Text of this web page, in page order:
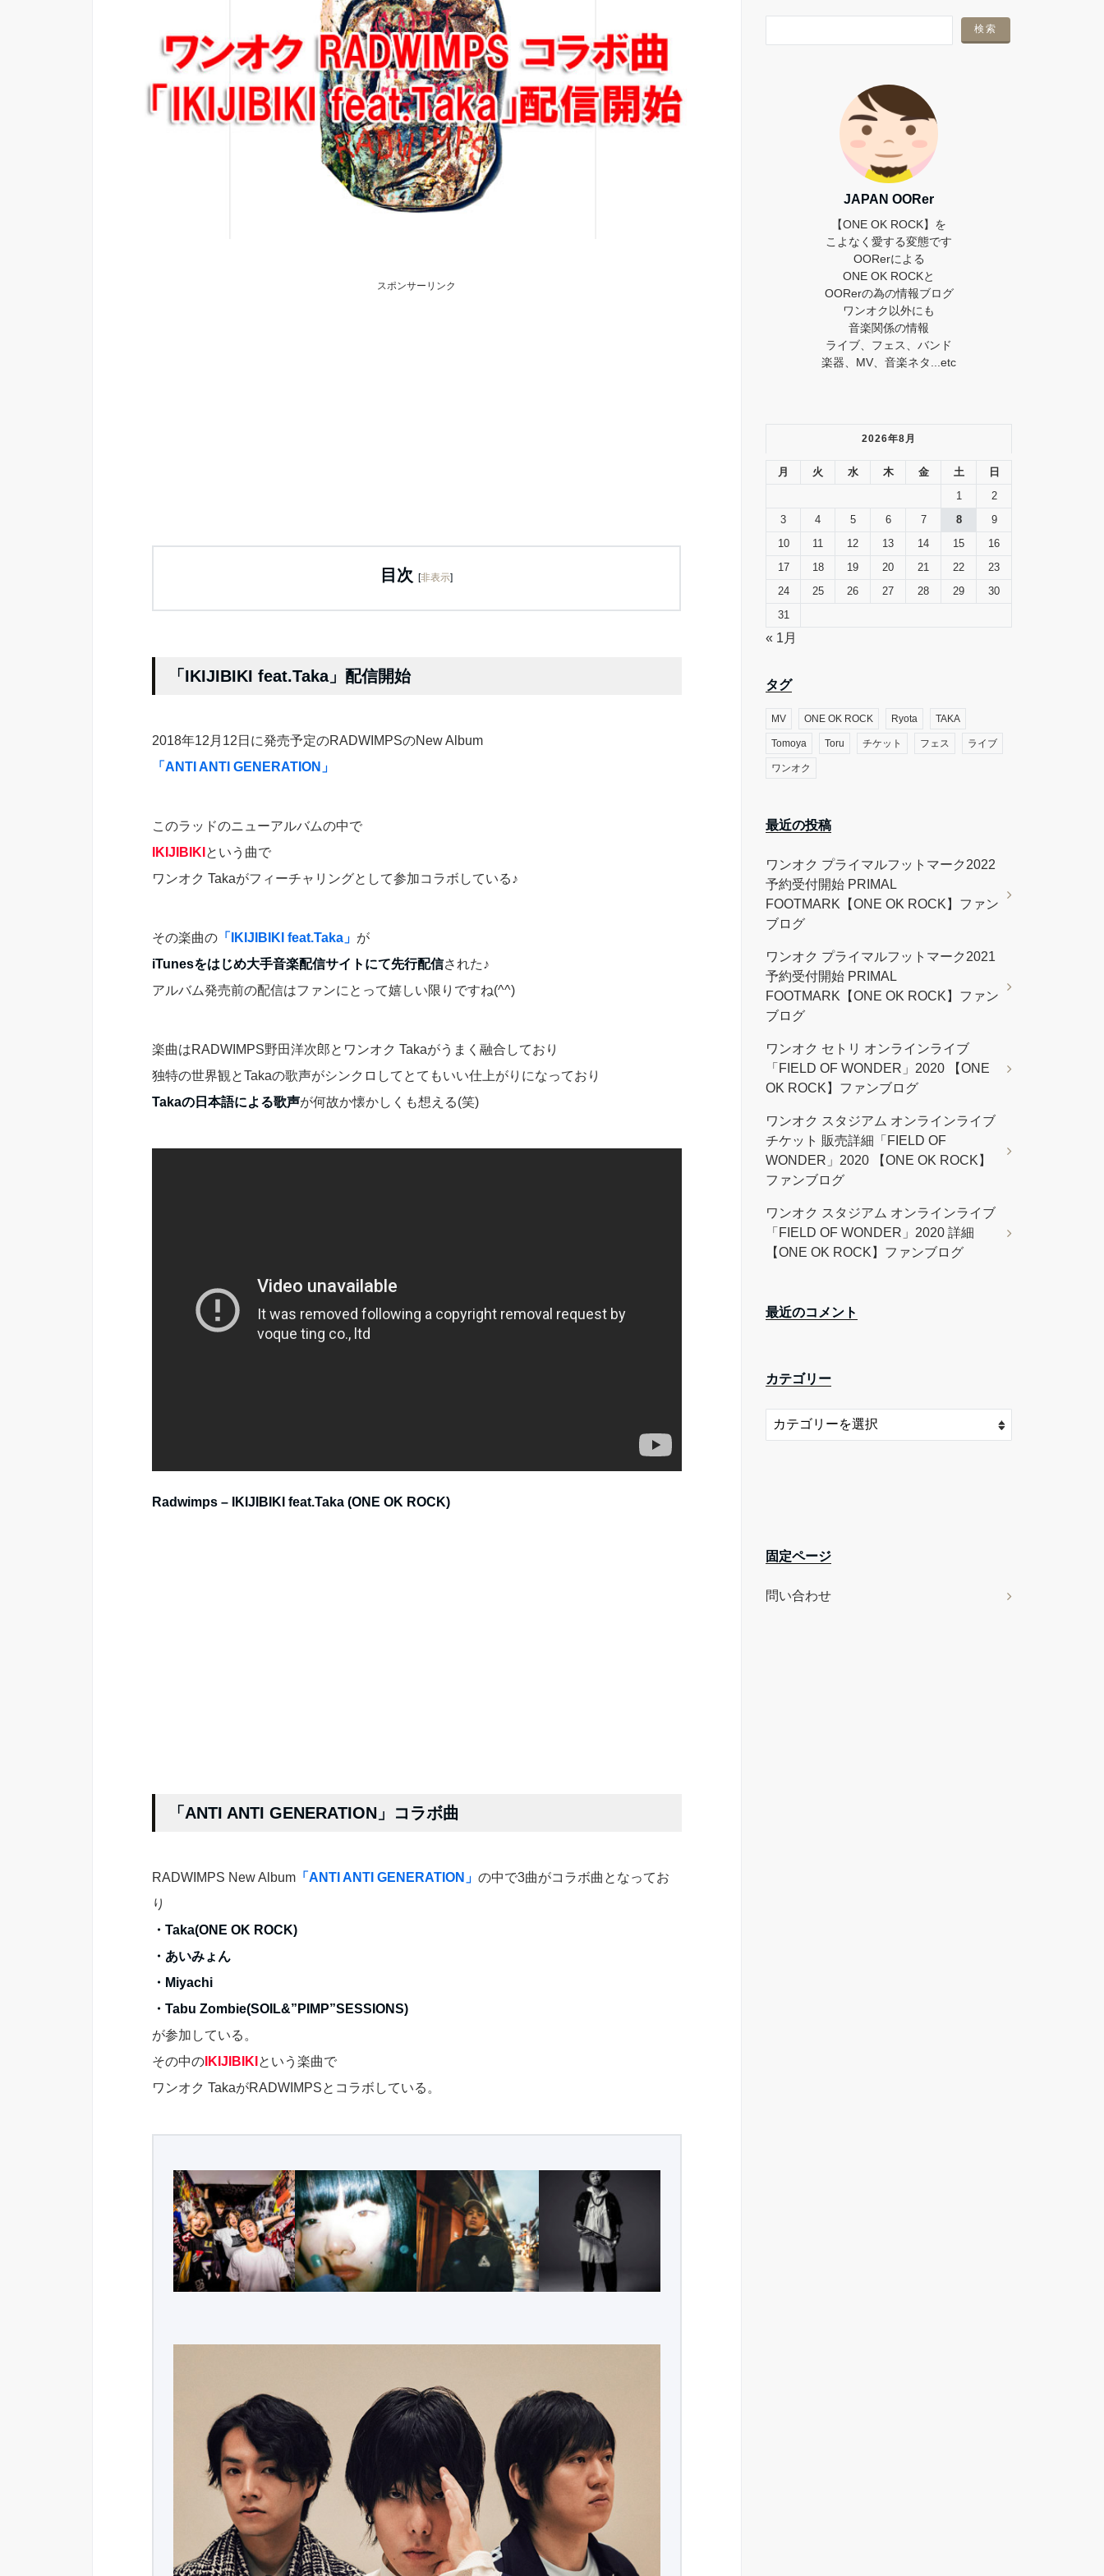
スポンサーリンク
目次 [非表示]
「IKIJIBIKI feat.Taka」配信開始
2018年12月12日に発売予定のRADWIMPSのNew Album
「ANTI ANTI GENERATION」
このラッドのニューアルバムの中で
IKIJIBIKI という曲で
ワンオク Takaがフィーチャリングとして参加コラボしている♪
その楽曲の 「IKIJIBIKI feat.Taka」 が
iTunesをはじめ大手音楽配信サイトにて先行配信された♪
アルバム発売前の配信はファンにとって嬉しい限りですね(^^)
楽曲はRADWIMPS野田洋次郎とワンオク Takaがうまく融合しており
独特の世界観とTakaの歌声がシンクロしてとてもいい仕上がりになっており
Takaの日本語による歌声が何故か懐かしくも想える(笑)
Radwimps – IKIJIBIKI feat.Taka (ONE OK ROCK)
「ANTI ANTI GENERATION」コラボ曲
RADWIMPS New Album 「ANTI ANTI GENERATION」 の中で3曲がコラボ曲となってお
り
・Taka(ONE OK ROCK)
・あいみょん
・Miyachi
・Tabu Zombie(SOIL&”PIMP”SESSIONS)
が参加している。
その中の IKIJIBIKI という楽曲で
ワンオク TakaがRADWIMPSとコラボしている。
JAPAN OORer
【ONE OK ROCK】を
こよなく愛する変態です
OORerによる
ONE OK ROCKと
OORerの為の情報ブログ
ワンオク以外にも
音楽関係の情報
ライブ、フェス、バンド
楽器、MV、音楽ネタ...etc
2026年8月
月 火 水 木 金 土
日
1
2
3
4 5 6 7 8
9
10
11 12 13 14 15
16
17
18 19 20 21 22
23
24
25 26 27 28 29
30
31
« 1月
タグ
MV ONE OK ROCK Ryota TAKA
Tomoya Toru チケット フェス ライブ
ワンオク
最近の投稿
ワンオク プライマルフットマーク2022
予約受付開始 PRIMAL
FOOTMARK【ONE OK ROCK】ファン
ブログ
ワンオク プライマルフットマーク2021
予約受付開始 PRIMAL
FOOTMARK【ONE OK ROCK】ファン
ブログ
ワンオク セトリ オンラインライブ
「FIELD OF WONDER」2020 【ONE
OK ROCK】ファンブログ
ワンオク スタジアム オンラインライブ
チケット 販売詳細「FIELD OF
WONDER」2020 【ONE OK ROCK】
ファンブログ
ワンオク スタジアム オンラインライブ
「FIELD OF WONDER」2020 詳細
【ONE OK ROCK】ファンブログ
最近のコメント
カテゴリー
固定ページ
問い合わせ